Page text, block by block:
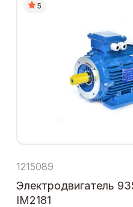
5
1215089
Электродвигатель
IM2181